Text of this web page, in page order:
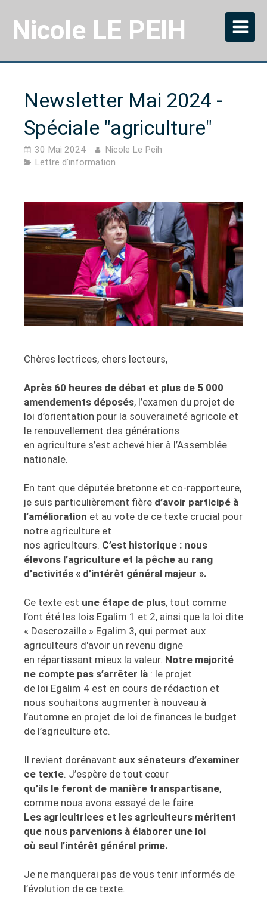
Nicole LE PEIH
Newsletter Mai 2024 -
Spéciale "agriculture"
30 Mai 2024
Nicole Le Peih
Lettre d'information
Chères lectrices, chers lecteurs,
Après 60 heures de débat et plus de 5 000
amendements déposés, l’examen du projet de
loi d’orientation pour la souveraineté agricole et
le renouvellement des générations
en agriculture s’est achevé hier à l’Assemblée
nationale.
En tant que députée bretonne et co-rapporteure,
je suis particulièrement fière d’avoir participé à
l’amélioration et au vote de ce texte crucial pour
notre agriculture et
nos agriculteurs. C’est historique : nous
élevons l’agriculture et la pêche au rang
d’activités « d’intérêt général majeur ».
Ce texte est une étape de plus, tout comme
l’ont été les lois Egalim 1 et 2, ainsi que la loi dite
« Descrozaille » Egalim 3, qui permet aux
agriculteurs d'avoir un revenu digne
en répartissant mieux la valeur. Notre majorité
ne compte pas s’arrêter là : le projet
de loi Egalim 4 est en cours de rédaction et
nous souhaitons augmenter à nouveau à
l’automne en projet de loi de finances le budget
de l’agriculture etc.
Il revient dorénavant aux sénateurs d’examiner
ce texte. J’espère de tout cœur
qu’ils le feront de manière transpartisane,
comme nous avons essayé de le faire.
Les agricultrices et les agriculteurs méritent
que nous parvenions à élaborer une loi
où seul l’intérêt général prime.
Je ne manquerai pas de vous tenir informés de
l’évolution de ce texte.